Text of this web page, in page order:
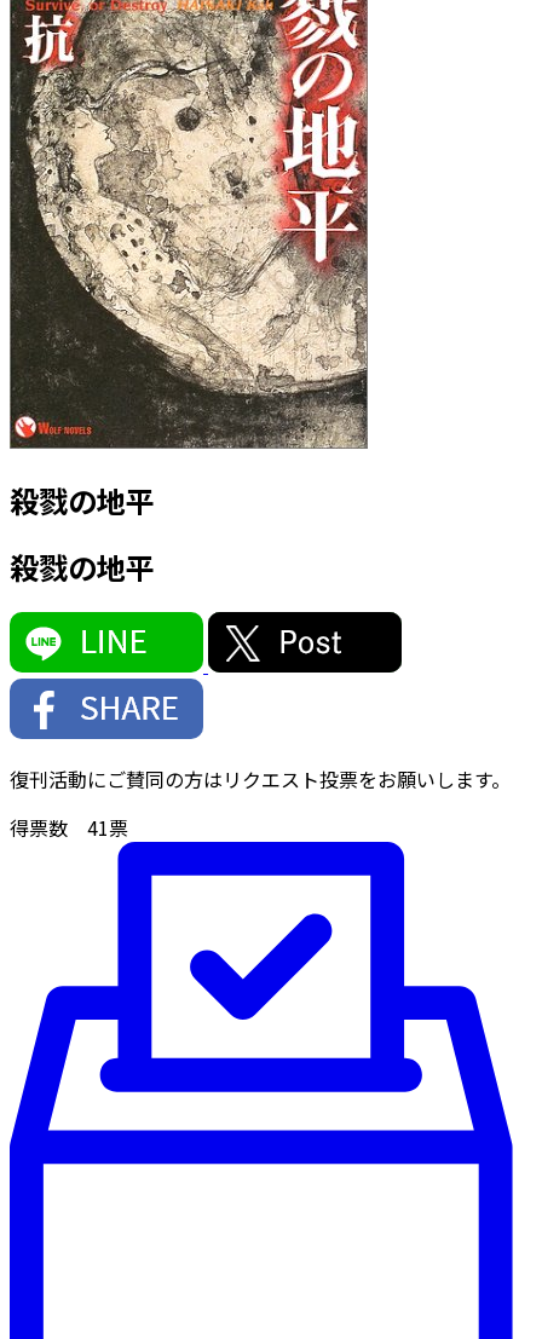
殺戮の地平
殺戮の地平
復刊活動にご賛同の方はリクエスト投票をお願いします。
得票数 41票